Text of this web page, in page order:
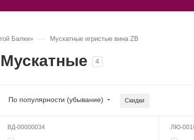
Балки» — Мускатные игристые вина ZB
4
По популярности (убывание) Скидки
ВД-00000034 ЛЮ-